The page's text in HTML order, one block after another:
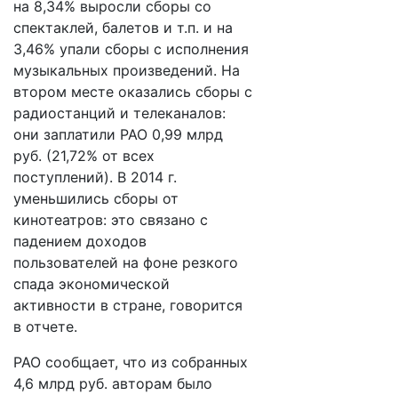
на 8,34% выросли сборы со
спектаклей, балетов и т.п. и на
3,46% упали сборы с исполнения
музыкальных произведений. На
втором месте оказались сборы с
радиостанций и телеканалов:
они заплатили РАО 0,99 млрд
руб. (21,72% от всех
поступлений). В 2014 г.
уменьшились сборы от
кинотеатров: это связано с
падением доходов
пользователей на фоне резкого
спада экономической
активности в стране, говорится
в отчете.
РАО сообщает, что из собранных
4,6 млрд руб. авторам было